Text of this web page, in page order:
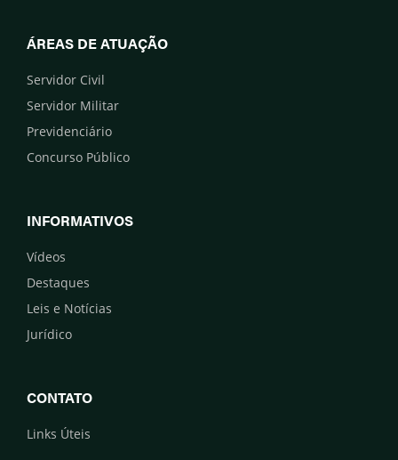
ÁREAS DE ATUAÇÃO
Servidor Civil
Servidor Militar
Previdenciário
Concurso Público
INFORMATIVOS
Vídeos
Destaques
Leis e Notícias
Jurídico
CONTATO
Links Úteis